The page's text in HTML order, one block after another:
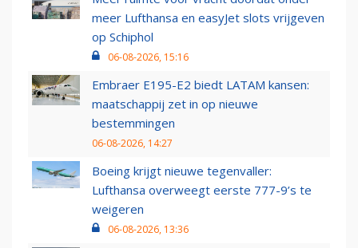
meer Lufthansa en easyJet slots vrijgeven
op Schiphol
06-08-2026, 15:16
Embraer E195-E2 biedt LATAM kansen:
maatschappij zet in op nieuwe
bestemmingen
06-08-2026, 14:27
Boeing krijgt nieuwe tegenvaller:
Lufthansa overweegt eerste 777-9’s te
weigeren
06-08-2026, 13:36